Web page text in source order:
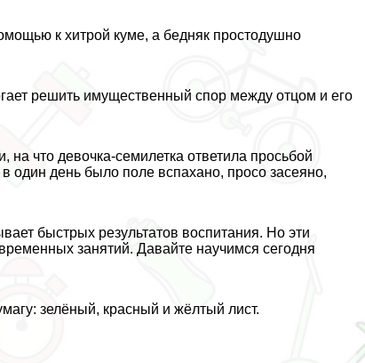
к хитрой куме, а бедняк простодушно
решить имущественный спор между отцом и его
что дeвoчка-семилетка ответила просьбой
один день было поле вспахано, просо засеяно,
быстрых результатов воспитания. Но эти
занятий. Давайте научимся сегодня
зелёный, красный и жёлтый лист.